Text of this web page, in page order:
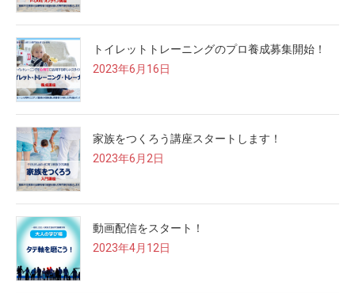
トイレットトレーニングのプロ養成募集開始！
2023年6月16日
家族をつくろう講座スタートします！
2023年6月2日
動画配信をスタート！
2023年4月12日